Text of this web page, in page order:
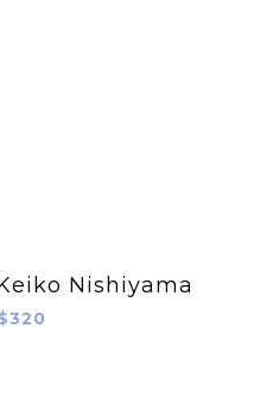
Nishiyama